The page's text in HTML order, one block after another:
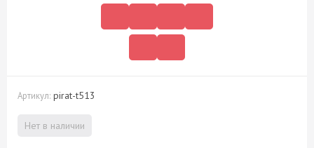
Артикул: pirat-t513
Нет в наличии